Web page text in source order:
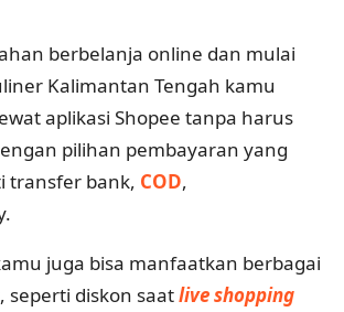
berbelanja online dan mulai
Kalimantan Tengah kamu
aplikasi Shopee tanpa harus
pilihan pembayaran yang
transfer bank, COD,
juga bisa manfaatkan berbagai
seperti diskon saatlive shopping